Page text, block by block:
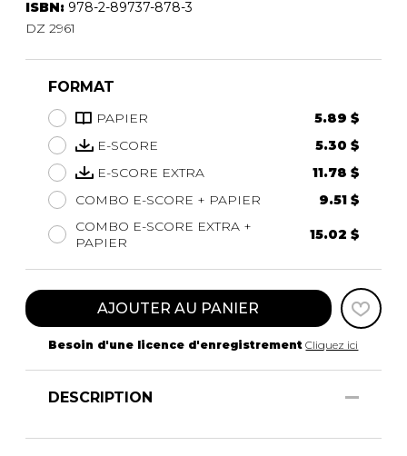
ISBN: 978-2-89737-878-3
DZ 2961
FORMAT
PAPIER
5.89 $
E-SCORE
5.30 $
E-SCORE EXTRA
11.78 $
COMBO E-SCORE + PAPIER
9.51 $
COMBO E-SCORE EXTRA +
PAPIER
15.02 $
AJOUTER AU PANIER
Besoin d'une licence d'enregistrement Cliquez ici
DESCRIPTION